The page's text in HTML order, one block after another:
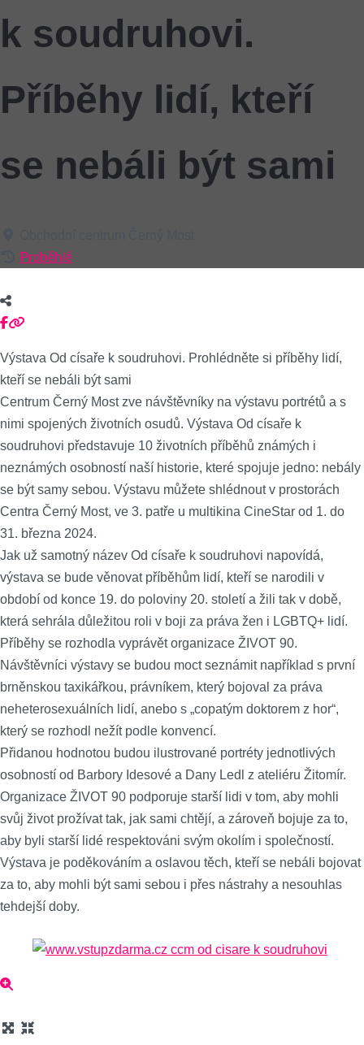
k soudruhovi.
Příběhy lidí, kteří
se nebáli být sami
Proběhlé
Výstava Od císaře k soudruhovi. Prohlédněte si příběhy lidí,
kteří se nebáli být sami
Centrum Černý Most zve návštěvníky na výstavu portrétů a s
nimi spojených životních osudů. Výstava Od císaře k
soudruhovi představuje 10 životních příběhů známých i
neznámých osobností naší historie, které spojuje jedno: nebály
se být samy sebou. Výstavu můžete shlédnout v prostorách
Centra Černý Most, ve 3. patře u multikina CineStar od 1. do
31. března 2024.
Jak už samotný název Od císaře k soudruhovi napovídá,
výstava se bude věnovat příběhům lidí, kteří se narodili v
období od konce 19. do poloviny 20. století a žili tak v době,
která sehrála důležitou roli v boji za práva žen i LGBTQ+ lidí.
Příběhy se rozhodla vyprávět organizace ŽIVOT 90.
Návštěvníci výstavy se budou moct seznámit například s první
brněnskou taxikářkou, právníkem, který bojoval za práva
neheterosexuálních lidí, anebo s „copatým doktorem z hor“,
který se rozhodl nežít podle konvencí.
Přidanou hodnotou budou ilustrované portréty jednotlivých
osobností od Barbory Idesové a Dany Ledl z ateliéru Žitomír.
Organizace ŽIVOT 90 podporuje starší lidi v tom, aby mohli
svůj život prožívat tak, jak sami chtějí, a zároveň bojuje za to,
aby byli starší lidé respektováni svým okolím i společností.
Výstava je poděkováním a oslavou těch, kteří se nebáli bojovat
za to, aby mohli být sami sebou i přes nástrahy a nesouhlas
tehdejší doby.